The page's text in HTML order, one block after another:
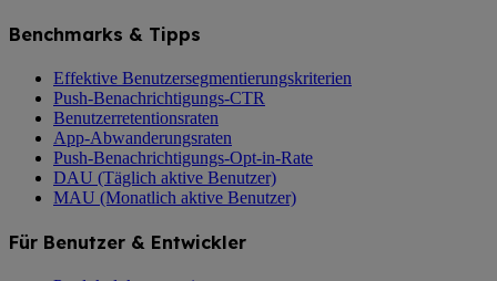
Benchmarks & Tipps
Effektive Benutzersegmentierungskriterien
Push-Benachrichtigungs-CTR
Benutzerretentionsraten
App-Abwanderungsraten
Push-Benachrichtigungs-Opt-in-Rate
DAU (Täglich aktive Benutzer)
MAU (Monatlich aktive Benutzer)
Für Benutzer & Entwickler